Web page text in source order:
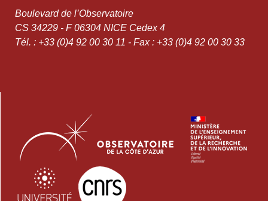
Boulevard de l’Observatoire
CS 34229 - F 06304 NICE Cedex 4
Tél. : +33 (0)4 92 00 30 11 - Fax : +33 (0)4 92 00 30 33